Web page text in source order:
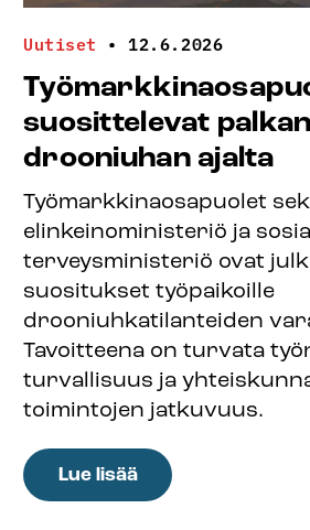
Uutiset • 12.6.2026
suosittelevat
drooniuhan ajalta
Työmarkkinaosapuolet
elinkeinoministeriö ja
terveysministeriö ovat
suositukset työpaikoille
drooniuhkatilanteiden
Tavoitteena on turvata
turvallisuus ja
toimintojen jatkuvuus.
Lue lisää: